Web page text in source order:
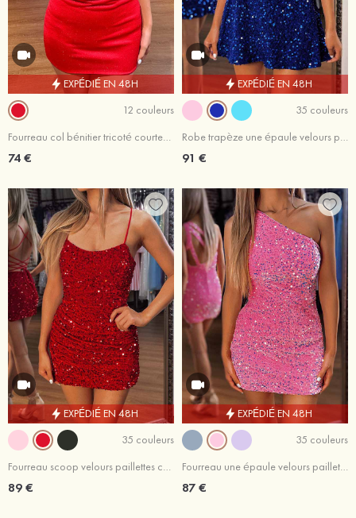
EXPÉDIÉ EN 48H
12 couleurs
74 €
EXPÉDIÉ EN 48H
35 couleurs
91 €
EXPÉDIÉ EN 48H
35 couleurs
Fourreau scoop velours paillettes courte/mini robe de fête de la rentrée
89 €
EXPÉDIÉ EN 48H
35 couleurs
Fourreau une épaule velours paillettes courte/mini robe de fête de la rentrée
87 €